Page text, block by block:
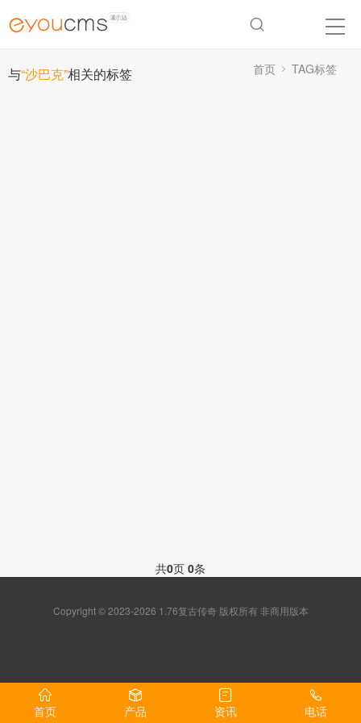
与“沙巴克”相关的标签 首页 TAG标签
共0页 0条
Copyright © 2023-2026 1.76复古传奇 版权所有 非商用版本
首页 产品 资讯 电话